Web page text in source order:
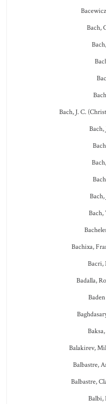
Bach,
Bach, J. C.
Bach,
Bach,
Bachixa,
Bacri,
Badalla,
Balakirev,
Balbastre,
Balbastre,
Balbi,